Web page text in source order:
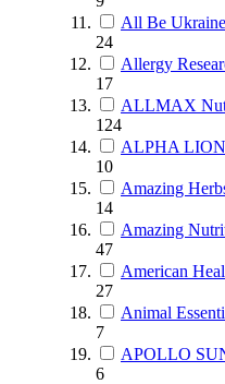
All Be Ukraine
24
Allergy
17
ALLMAX
124
ALPHA LION
10
Amazing
14
Amazing
47
American
27
Animal
7
APOLLO
6